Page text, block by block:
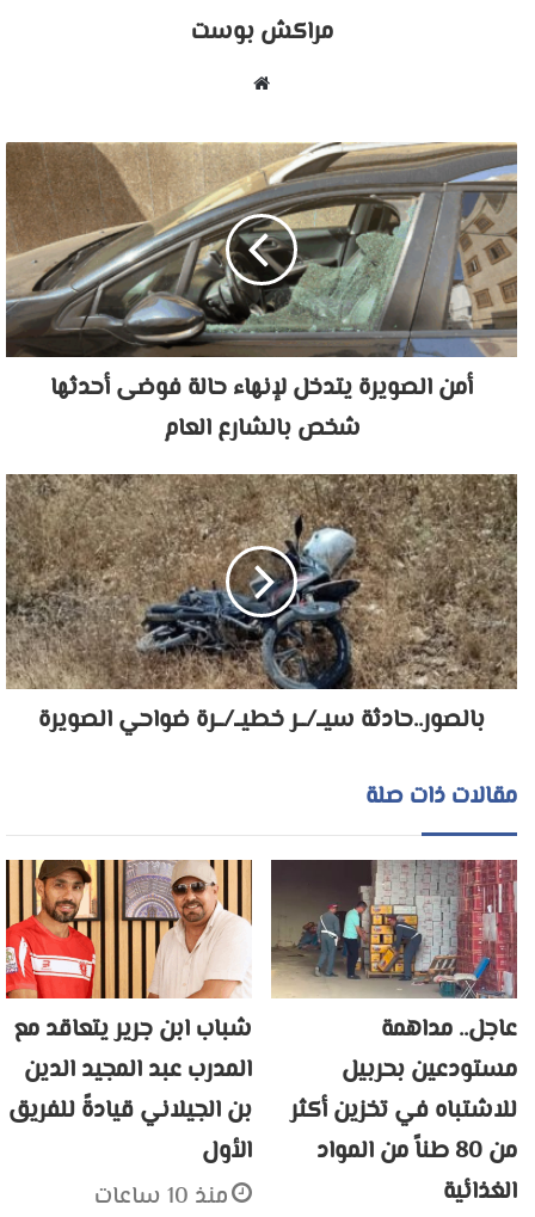
مراكش بوست
أمن الصويرة يتدخل لإنهاء حالة فوضى أحدثها
شخص بالشارع العام
بالصور..حادثة سيــ/ــر خطيــ/ــرة ضواحي الصويرة
مقالات ذات صلة
عاجل.. مداهمة
مستودعين بحربيل
للاشتباه في تخزين أكثر
من 80 طناً من المواد
الغذائية
شباب ابن جرير يتعاقد مع
المدرب عبد المجيد الدين
بن الجيلاني قيادةً للفريق
الأول
منذ 10 ساعات